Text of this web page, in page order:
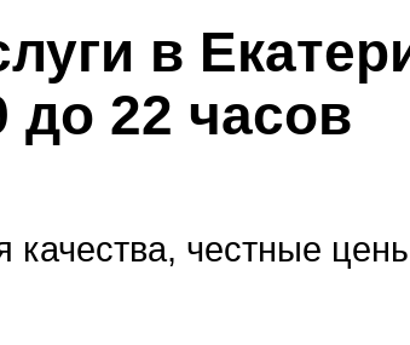
в
до 22 часов
качества, честные